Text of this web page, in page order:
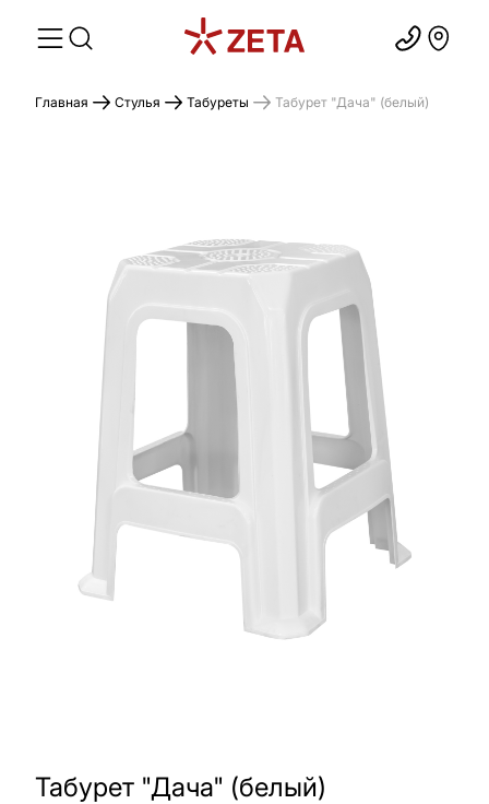
Главная Стулья Табуреты Табурет "Дача" (белый)
Табурет "Дача" (белый)